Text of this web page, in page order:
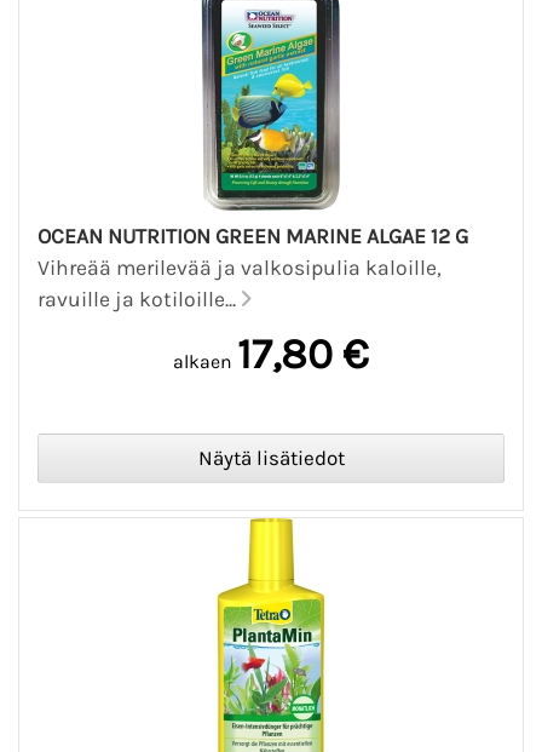
OCEAN NUTRITION GREEN MARINE ALGAE 12 G
Vihreää merilevää ja valkosipulia kaloille,
ravuille ja kotiloille...
alkaen 17,80 €